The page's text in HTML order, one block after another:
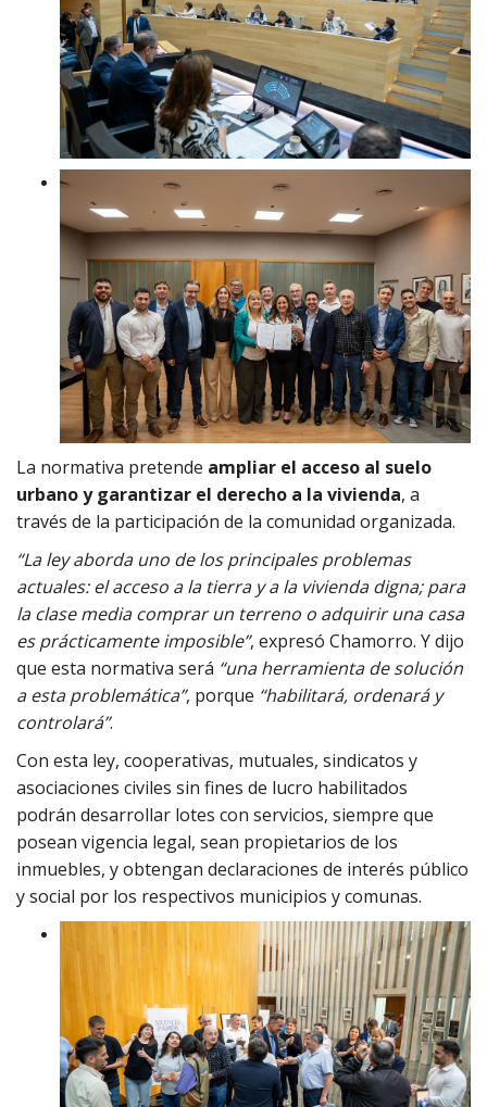
La normativa pretende ampliar el acceso al suelo
urbano y garantizar el derecho a la vivienda, a
través de la participación de la comunidad organizada.
“La ley aborda uno de los principales problemas
actuales: el acceso a la tierra y a la vivienda digna; para
la clase media comprar un terreno o adquirir una casa
es prácticamente imposible”, expresó Chamorro. Y dijo
que esta normativa será “una herramienta de solución
a esta problemática”, porque “habilitará, ordenará y
controlará”.
Con esta ley, cooperativas, mutuales, sindicatos y
asociaciones civiles sin fines de lucro habilitados
podrán desarrollar lotes con servicios, siempre que
posean vigencia legal, sean propietarios de los
inmuebles, y obtengan declaraciones de interés público
y social por los respectivos municipios y comunas.